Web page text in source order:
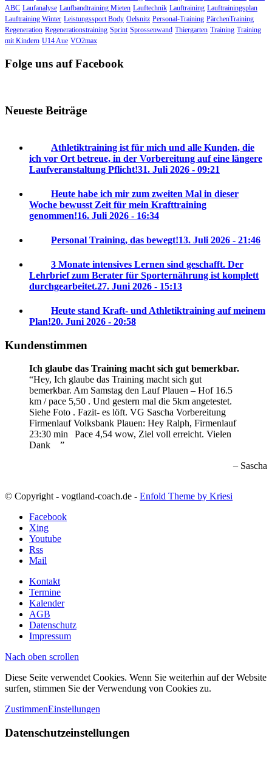
ABC Laufanalyse Laufbandtraining Mieten Lauftechnik Lauftraining Lauftrainingsplan
Lauftraining Winter Leistungssport Body Oelsnitz Personal-Training PärchenTraining
Regeneration Regenerationstraining Sprint Sprossenwand Thiergarten Training Training
mit Kindern U14 Aue VO2max
Folge uns auf Facebook
Neueste Beiträge
Athletiktraining ist für mich und alle Kunden, die
ich vor Ort betreue, in der Vorbereitung auf eine längere
Laufveranstaltung Pflicht!31. Juli 2026 - 09:21
Heute habe ich mir zum zweiten Mal in dieser
Woche bewusst Zeit für mein Krafttraining
genommen!16. Juli 2026 - 16:34
Personal Training, das bewegt!13. Juli 2026 - 21:46
3 Monate intensives Lernen sind geschafft. Der
Lehrbrief zum Berater für Sporternährung ist komplett
durchgearbeitet.27. Juni 2026 - 15:13
Heute stand Kraft- und Athletiktraining auf meinem
Plan!20. Juni 2026 - 20:58
Kundenstimmen
Ich glaube das Training macht sich gut bemerkbar.
Hey, Ich glaube das Training macht sich gut
bemerkbar. Am Samstag den Lauf Plauen – Hof 16.5
km / pace 5,50 . Und gestern mal die 5km angetestet.
Siehe Foto . Fazit- es löft. VG Sascha Vorbereitung
Firmenlauf Volksbank Plauen: Hey Ralph, Firmenlauf
23:30 min
Pace 4,54 wow, Ziel voll erreicht. Vielen
Dank
Sascha
© Copyright - vogtland-coach.de - Enfold Theme by Kriesi
Facebook
Xing
Youtube
Rss
Mail
Kontakt
Termine
Kalender
AGB
Datenschutz
Impressum
Nach oben scrollen
Diese Seite verwendet Cookies. Wenn Sie weiterhin auf der Website
surfen, stimmen Sie der Verwendung von Cookies zu.
ZustimmenEinstellungen
Datenschutzeinstellungen